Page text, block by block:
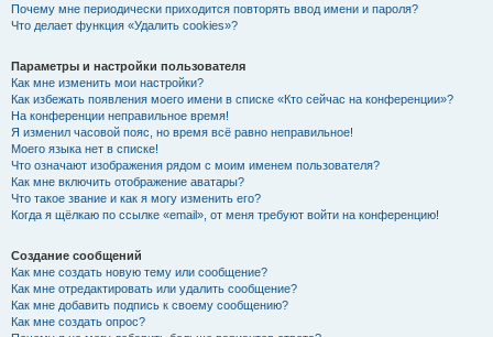
Почему мне периодически приходится повторять ввод имени и пароля?
Что делает функция «Удалить cookies»?
Параметры и настройки пользователя
Как мне изменить мои настройки?
Как избежать появления моего имени в списке «Кто сейчас на конференции»?
На конференции неправильное время!
Я изменил часовой пояс, но время всё равно неправильное!
Моего языка нет в списке!
Что означают изображения рядом с моим именем пользователя?
Как мне включить отображение аватары?
Что такое звание и как я могу изменить его?
Когда я щёлкаю по ссылке «email», от меня требуют войти на конференцию!
Создание сообщений
Как мне создать новую тему или сообщение?
Как мне отредактировать или удалить сообщение?
Как мне добавить подпись к своему сообщению?
Как мне создать опрос?